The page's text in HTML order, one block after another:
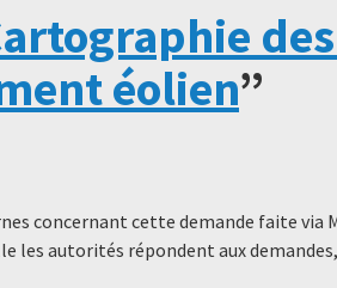
éolien”
concernant cette demande faite via
les autorités répondent aux